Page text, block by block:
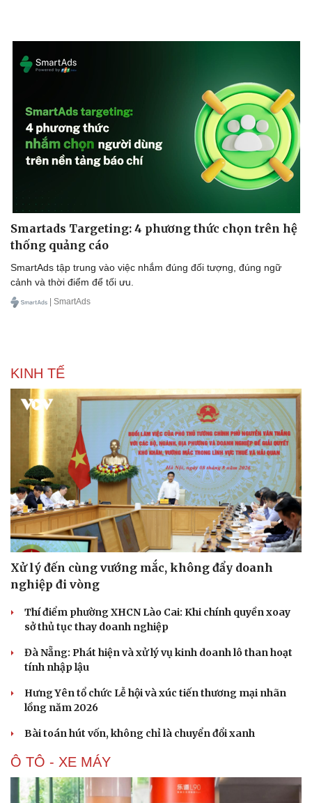
Sân khấu - Điện ảnh
Văn học
Âm nhạc
Di sản
Nghệ sĩ
Smartads Targeting: 4 phương thức chọn trên hệ
thống quảng cáo
SmartAds tập trung vào việc nhắm đúng đối tượng, đúng ngữ
cảnh và thời điểm để tối ưu.
| SmartAds
KINH TẾ
Xử lý đến cùng vướng mắc, không đẩy doanh
nghiệp đi vòng
Thí điểm phường XHCN Lào Cai: Khi chính quyền xoay
sở thủ tục thay doanh nghiệp
Đà Nẵng: Phát hiện và xử lý vụ kinh doanh lô than hoạt
tính nhập lậu
Hưng Yên tổ chức Lễ hội và xúc tiến thương mại nhãn
lồng năm 2026
Bài toán hút vốn, không chỉ là chuyển đổi xanh
Ô TÔ - XE MÁY